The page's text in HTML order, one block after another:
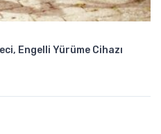
Engelli Yürüme Cihazı